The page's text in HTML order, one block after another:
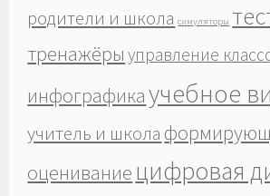
родители и школа симуляторы
тренажёры управление
инфографикаучебное
учитель и школа
оценивание цифровая